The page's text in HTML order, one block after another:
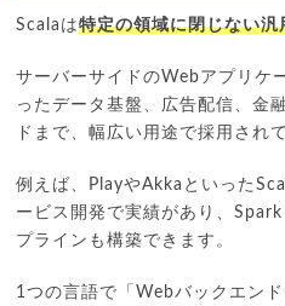
Scalaは特定の領域に閉じない汎
サーバーサイドのWebアプリケ
ったデータ基盤、広告配信、金
ドまで、幅広い用途で採用され
例えば、PlayやAkkaといった
ービス開発で実績があり、
プラインも構築できます。
1つの言語で「Webバックエン